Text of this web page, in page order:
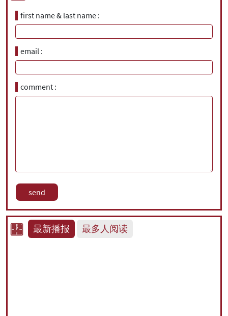
first name & last name
email
comment
最新播报 最多人阅读